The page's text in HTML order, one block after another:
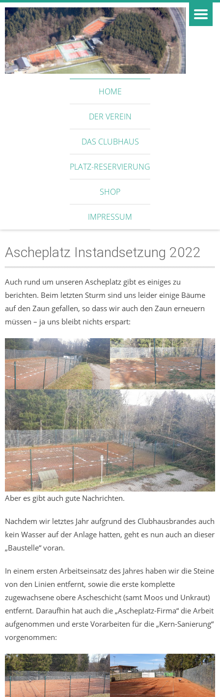
HOME
DER VEREIN
DAS CLUBHAUS
PLATZ-RESERVIERUNG
SHOP
IMPRESSUM
Ascheplatz Instandsetzung 2022
Auch rund um unseren Ascheplatz gibt es einiges zu
berichten. Beim letzten Sturm sind uns leider einige Bäume
auf den Zaun gefallen, so dass wir auch den Zaun erneuern
müssen – ja uns bleibt nichts erspart:
Aber es gibt auch gute Nachrichten.
Nachdem wir letztes Jahr aufgrund des Clubhausbrandes auch
kein Wasser auf der Anlage hatten, geht es nun auch an dieser
„Baustelle“ voran.
In einem ersten Arbeitseinsatz des Jahres haben wir die Steine
von den Linien entfernt, sowie die erste komplette
zugewachsene obere Ascheschicht (samt Moos und Unkraut)
entfernt. Daraufhin hat auch die „Ascheplatz-Firma“ die Arbeit
aufgenommen und erste Vorarbeiten für die „Kern-Sanierung“
vorgenommen: